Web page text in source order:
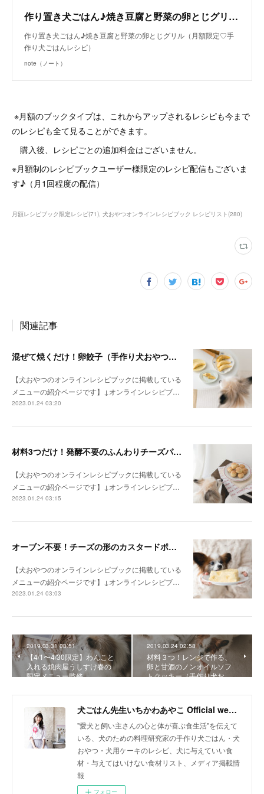
作り置き犬ごはん♪焼き豆腐と野菜の卵とじグリル（月額限定♡手作り犬ごはんレシピ）｜いちかわあやこ（犬ごはん先生）｜note
作り置き犬ごはん♪焼き豆腐と野菜の卵とじグリル（月額限定♡手
作り犬ごはんレシピ）
note（ノート）
※月額のブックタイプは、これからアップされるレシピも今まで
のレシピも全て見ることができます。
購入後、レシピごとの追加料金はございません。
※月額制のレシピブックユーザー様限定のレシピ配信もございま
す♪（月1回程度の配信）
月額レシピブック限定レシピ(71) 犬おやつオンラインレシピブック レシピリスト(280)
関連記事
混ぜて焼くだけ！卵餃子（手作り犬おやつレシピ）
【犬おやつのオンラインレシピブックに掲載している
メニューの紹介ページです】↓オンラインレシピブ…
2023.01.24 03:20
材料3つだけ！発酵不要のふんわりチーズパン（手作り犬おやつレシピ）
【犬おやつのオンラインレシピブックに掲載している
メニューの紹介ページです】↓オンラインレシピブ…
2023.01.24 03:15
オーブン不要！チーズの形のカスタードポテトケーキ（手作り犬おやつレシピ）
【犬おやつのオンラインレシピブックに掲載している
メニューの紹介ページです】↓オンラインレシピブ…
2023.01.24 03:03
2019.03.31 08:51
【4/1〜4/30限定】わんこと
入れる焼肉屋うしすけ春の
限定メニュー監修
2019.03.24 02:58
材料３つ！レンジで作る、
卵と甘酒のノンオイルソフ
トクッキー（手作り犬お…
犬ごはん先生いちかわあやこ Official web site
"愛犬と飼い主さんの心と体が喜ぶ食生活"を伝えて
いる、犬のための料理研究家の手作り犬ごはん・犬
おやつ・犬用ケーキのレシピ、犬に与えていい食
材・与えてはいけない食材リスト、メディア掲載情
報
フォロー